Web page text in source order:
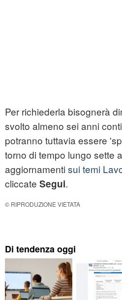
Per richiederla bisognerà
svolto almeno sei anni
potranno tuttavia essere
torno di tempo lungo sette
aggiornamenti sui temi
cliccate Segui.
© RIPRODUZIONE VIETATA
Di tendenza oggi